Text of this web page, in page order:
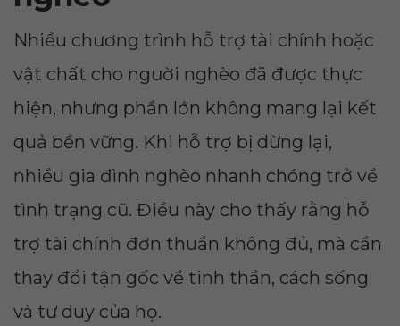
Nhiều chương trình hỗ trợ tài chính hoặc
vật chất cho người nghèo đã được thực
hiện, nhưng phần lớn không mang lại kết
quả bền vững. Khi hỗ trợ bị dừng lại,
nhiều gia đình nghèo nhanh chóng trở về
tình trạng cũ. Điều này cho thấy rằng hỗ
trợ tài chính đơn thuần không đủ, mà cần
thay đổi tận gốc về tinh thần, cách sống
và tư duy của họ.